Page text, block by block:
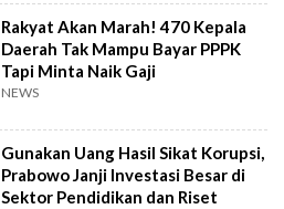
Rakyat Akan Marah! 470 Kepala
Daerah Tak Mampu Bayar PPPK
Tapi Minta Naik Gaji
NEWS
Gunakan Uang Hasil Sikat Korupsi,
Prabowo Janji Investasi Besar di
Sektor Pendidikan dan Riset